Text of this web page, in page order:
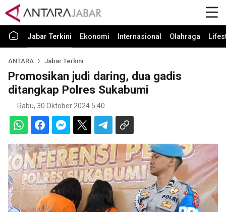
Jabar Terkini Ekonomi Internasional Olahraga
ANTARA Jabar Terkini
Promosikan judi daring, dua gadis
ditangkap Polres Sukabumi
Rabu, 30 Oktober 2024 5:40